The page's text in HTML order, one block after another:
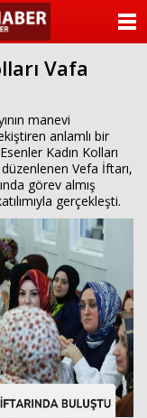
Vafa
manevi
anlamlı bir
Kadın Kolları
Vefa İftarı,
görev almış
gerçekleşti.
ANASAYFA
KATEGORİLER
ANKETLER
FOTO GALERİ
VİDEO GALERİ
KÜNYE
İLETİŞİM